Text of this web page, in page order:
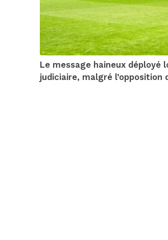
Le message haineux déployé
judiciaire, malgré l’opposition